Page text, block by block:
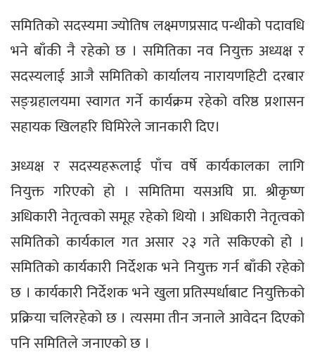
समितिको सदस्यमा ज्योतिष लक्ष्मणप्रसाद पन्थीको पदावधि
भने बाँकी नै रहेको छ । समितिका नव नियुक्त अध्यक्ष र
सदस्यलाई आजै समितिको कार्यालय नारायणहिटी दरबार
सङ्ग्रहालयमा स्वागत गर्ने कार्यक्रम रहेको वरिष्ठ प्रशासन
सहायक खिलहरि घिमिरेले जानकारी दिए।
अध्यक्ष र सदस्यहरूलाई पाँच वर्षे कार्यकालका लागि
नियुक्त गरिएको हो । समितिमा यसअघि प्रा. श्रीकृष्ण
अधिकारी नेतृत्वको समूह रहेको थियो । अधिकारी नेतृत्वको
समितिको कार्यकाल गत असार २३ गते सकिएको हो ।
समितिको कार्यकारी निर्देशक भने नियुक्त गर्न बाँकी रहेको
छ । कार्यकारी निर्देशक भने खुला प्रतिस्पर्धाबाट नियुक्तिको
प्रक्रिया चलिरहेको छ । त्यसमा तीन जनाले आवेदन दिएको
पनि समितिले जनाएको छ ।